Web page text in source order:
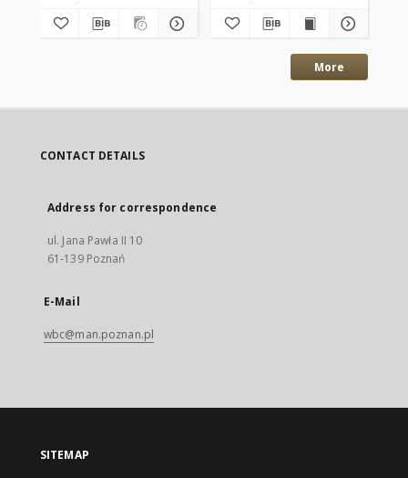
More
CONTACT DETAILS
Address for correspondence
ul. Jana Pawła II 10
61-139 Poznań
E-Mail
wbc@man.poznan.pl
SITEMAP